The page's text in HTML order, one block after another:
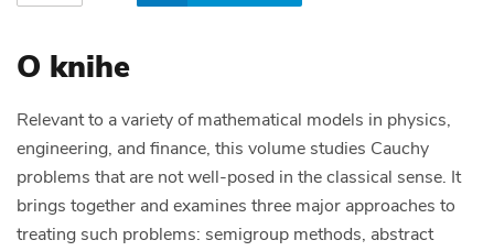
O knihe
Relevant to a variety of mathematical models in physics,
engineering, and finance, this volume studies Cauchy
problems that are not well-posed in the classical sense. It
brings together and examines three major approaches to
treating such problems: semigroup methods, abstract